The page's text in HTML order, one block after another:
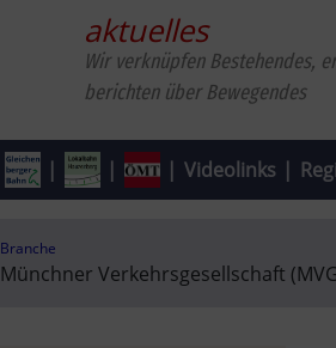
aktuelles
Wir verknüpfen Bestehendes,
berichten über Bewegendes
| | | Videolinks |
Branche
Münchner Verkehrsgesellschaft